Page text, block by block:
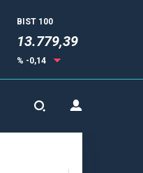
BIST 100
13.779,39
% -0,14